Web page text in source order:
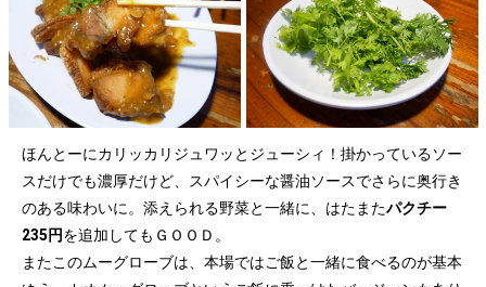
ほんとーにカリッカリジュワッとジューシィ！掛かっているソー
スだけでも濃厚だけど、スパイシーな醤油ソースでさらに奥行き
のある味わいに。添えられる野菜と一緒に、はたまたパクチー
235円を追加してもＧＯＯＤ。
またこのムーグローブは、本場ではご飯と一緒に食べるのが基本